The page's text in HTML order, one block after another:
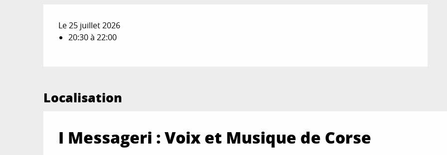
Le 25 juillet 2026
20:30 à 22:00
Localisation
I Messageri : Voix et Musique de Corse